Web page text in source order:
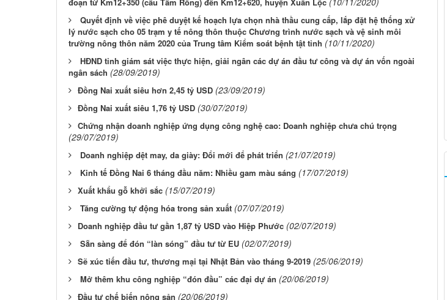
Quyết định về việc phê duyệt kế hoạch lựa chọn nhà thầu cung cấp, lắp đặt hệ thống xử
lý nước sạch cho 05 trạm y tế nông thôn thuộc Chương trình nước sạch và vệ sinh môi
trường nông thôn năm 2020 của Trung tâm Kiểm soát bệnh tật tỉnh (10/11/2020)
HĐND tỉnh giám sát việc thực hiện, giải ngân các dự án đầu tư công và dự án vốn ngoài
ngân sách (28/09/2019)
​Đồng Nai xuất siêu hơn 2,45 tỷ USD (23/09/2019)
​Đồng Nai xuất siêu 1,76 tỷ USD (30/07/2019)
​Chứng nhận doanh nghiệp ứng dụng công nghệ cao: Doanh nghiệp chưa chú trọng
(29/07/2019)
Doanh nghiệp dệt may, da giày: Đổi mới để phát triển (21/07/2019)
Kinh tế Đồng Nai 6 tháng đầu năm: Nhiều gam màu sáng (17/07/2019)
​Xuất khẩu gỗ khởi sắc (15/07/2019)
Tăng cường tự động hóa trong sản xuất (07/07/2019)
​Doanh nghiệp đầu tư gần 1,87 tỷ USD vào Hiệp Phước (02/07/2019)
Sẵn sàng để đón “làn sóng” đầu tư từ EU (02/07/2019)
​Sẽ xúc tiến đầu tư, thương mại tại Nhật Bản vào tháng 9-2019 (25/06/2019)
Mở thêm khu công nghiệp “đón đầu” các đại dự án (20/06/2019)
​Đầu tư chế biến nông sản (20/06/2019)